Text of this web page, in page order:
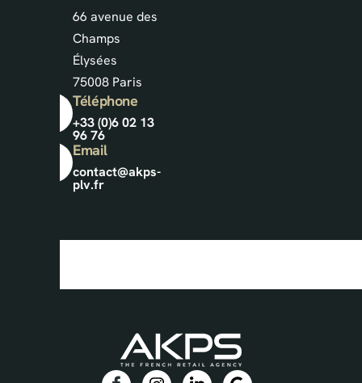
66 avenue des
Champs
Élysées
75008 Paris
Téléphone
+33 (0)6 02 13
96 76
Email
contact@akps-
plv.fr